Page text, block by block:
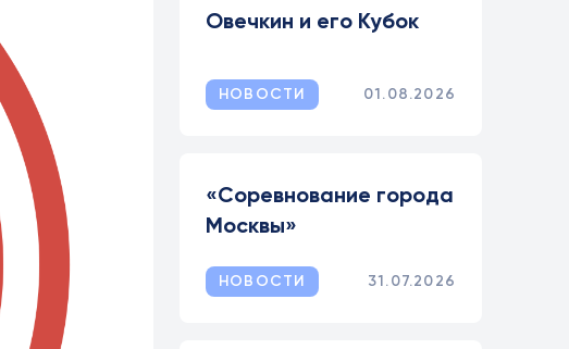
Овечкин и его Кубок
НОВОСТИ 01.08.2026
«Соревнование города
Москвы»
НОВОСТИ 31.07.2026